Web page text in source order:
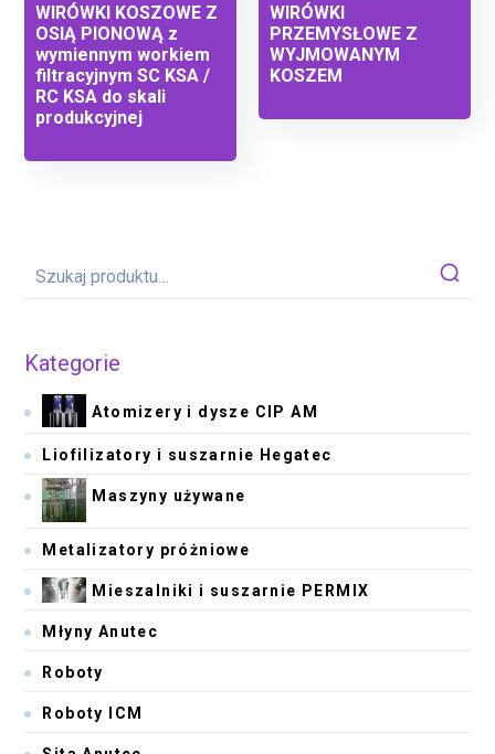
WIRÓWKI KOSZOWE Z
OSIĄ PIONOWĄ z
wymiennym workiem
filtracyjnym SC KSA /
RC KSA do skali
produkcyjnej
WIRÓWKI
PRZEMYSŁOWE Z
WYJMOWANYM
KOSZEM
Kategorie
Atomizery i dysze CIP AM
Liofilizatory i suszarnie Hegatec
Maszyny używane
Metalizatory próżniowe
Mieszalniki i suszarnie PERMIX
Młyny Anutec
Roboty
Roboty ICM